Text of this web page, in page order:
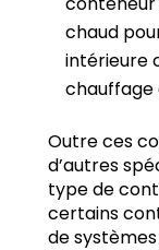
conteneur
chaud
intérieure
chauffage
Outre ces
d’autres
type de
certains
de